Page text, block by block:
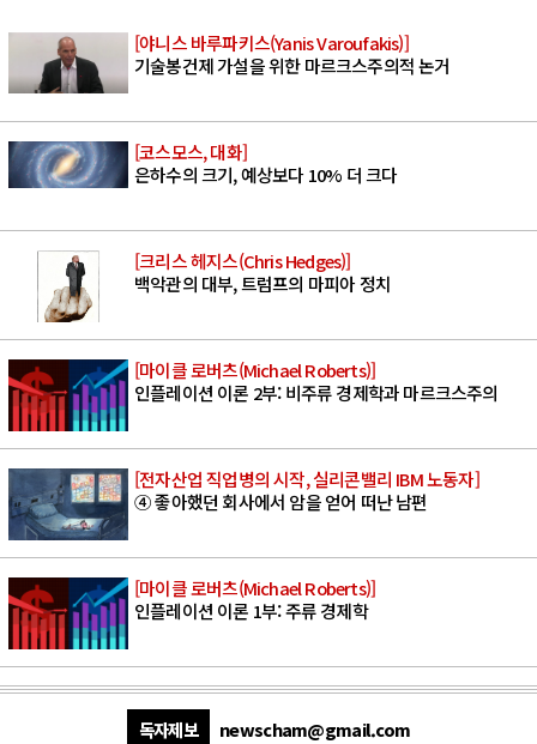
[야니스 바루파키스(Yanis Varoufakis)]
기술봉건제 가설을 위한 마르크스주의적 논거
[코스모스, 대화]
은하수의 크기, 예상보다 10% 더 크다
[크리스 헤지스(Chris Hedges)]
백악관의 대부, 트럼프의 마피아 정치
[마이클 로버츠(Michael Roberts)]
인플레이션 이론 2부: 비주류 경제학과 마르크스주의
[전자산업 직업병의 시작, 실리콘밸리 IBM 노동자]
④ 좋아했던 회사에서 암을 얻어 떠난 남편
[마이클 로버츠(Michael Roberts)]
인플레이션 이론 1부: 주류 경제학
독자제보 newscham@gmail.com